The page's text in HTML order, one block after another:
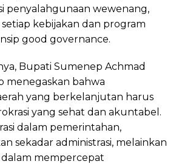
penyalahgunaan wewenang,
kebijakan dan program
good governance.
Bupati Sumenep Achmad
menegaskan bahwa
yang berkelanjutan harus
yang sehat dan akuntabel.
dalam pemerintahan,
sekadar administrasi, melainkan
mempercepat